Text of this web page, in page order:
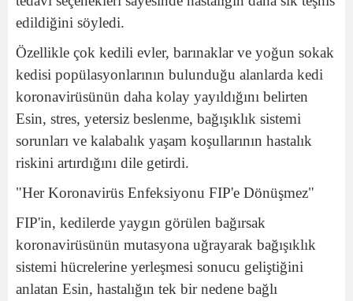
edildiğini söyledi.
Özellikle çok kedili evler, barınaklar ve yoğun sokak
kedisi popülasyonlarının bulunduğu alanlarda kedi
koronavirüsünün daha kolay yayıldığını belirten
Esin, stres, yetersiz beslenme, bağışıklık sistemi
sorunları ve kalabalık yaşam koşullarının hastalık
riskini artırdığını dile getirdi.
"Her Koronavirüs Enfeksiyonu FIP'e Dönüşmez"
FIP'in, kedilerde yaygın görülen bağırsak
koronavirüsünün mutasyona uğrayarak bağışıklık
sistemi hücrelerine yerleşmesi sonucu geliştiğini
anlatan Esin, hastalığın tek bir nedene bağlı